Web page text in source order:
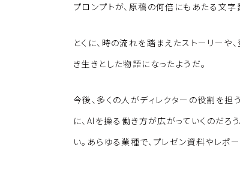
プロンプトが、原稿の何倍にもあたる文字
とくに、時の流れを踏まえたストーリーや
き生きとした物語になったようだ。
今後、多くの人がディレクターの役割を担
に、AIを操る働き方が広がっていくのだ
い。あらゆる業種で、プレゼン資料やレポ